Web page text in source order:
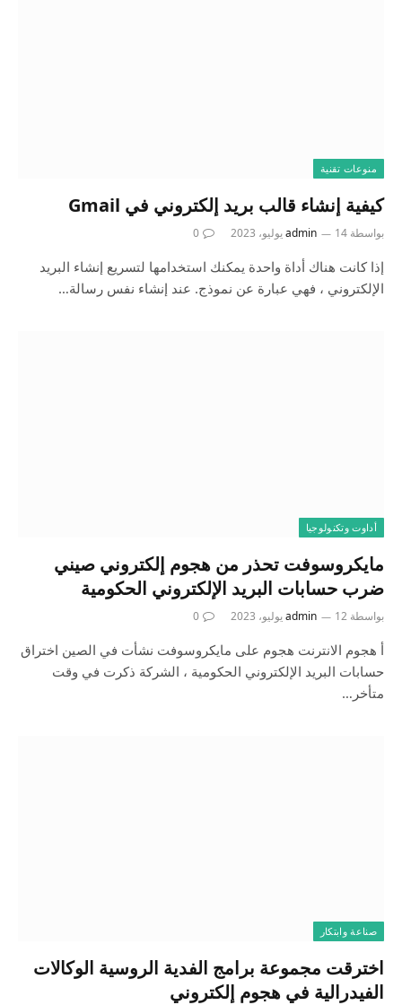
منوعات تقنية
كيفية إنشاء قالب بريد إلكتروني في Gmail
بواسطة admin 14 يوليو، 2023 0
إذا كانت هناك أداة واحدة يمكنك استخدامها لتسريع إنشاء البريد
الإلكتروني ، فهي عبارة عن نموذج. عند إنشاء نفس رسالة…
أداوت وتكنولوجيا
مايكروسوفت تحذر من هجوم إلكتروني صيني
ضرب حسابات البريد الإلكتروني الحكومية
بواسطة admin 12 يوليو، 2023 0
أ هجوم الانترنت هجوم على مايكروسوفت نشأت في الصين اختراق
حسابات البريد الإلكتروني الحكومية ، الشركة ذكرت في وقت
متأخر…
صناعة وابتكار
اخترقت مجموعة برامج الفدية الروسية الوكالات
الفيدرالية في هجوم إلكتروني